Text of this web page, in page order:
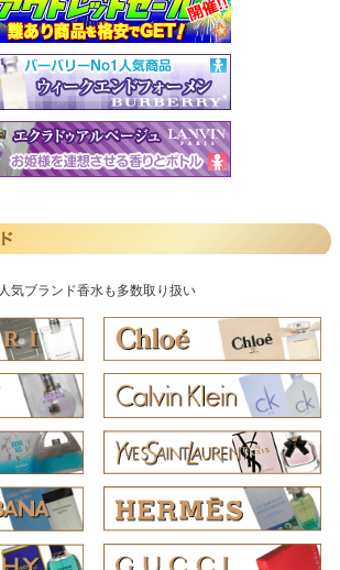
人気ブランド香水も多数取り扱い